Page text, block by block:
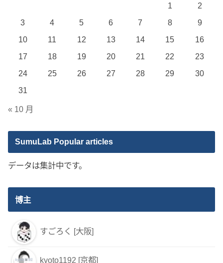
1
2
3
4 5 6 7 8
9
10
11 12 13 14 15
16
17
18 19 20 21 22
23
24
25 26 27 28 29
30
31
« 10 月
SumuLab Popular articles
データは集計中です。
博主
すごろく [大阪]
kyoto1192 [京都]